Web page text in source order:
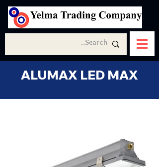
ALUMAX LED MAX